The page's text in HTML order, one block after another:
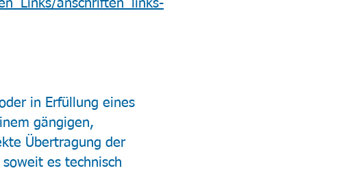
anschriften_links-
in Erfüllung eines
gängigen,
Übertragung der
es technisch